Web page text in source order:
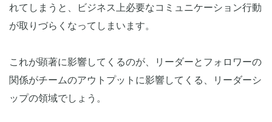
れてしまうと、ビジネス上必要なコミュニケーション行動
が取りづらくなってしまいます。
これが顕著に影響してくるのが、リーダーとフォロワーの
関係がチームのアウトプットに影響してくる、リーダーシ
ップの領域でしょう。